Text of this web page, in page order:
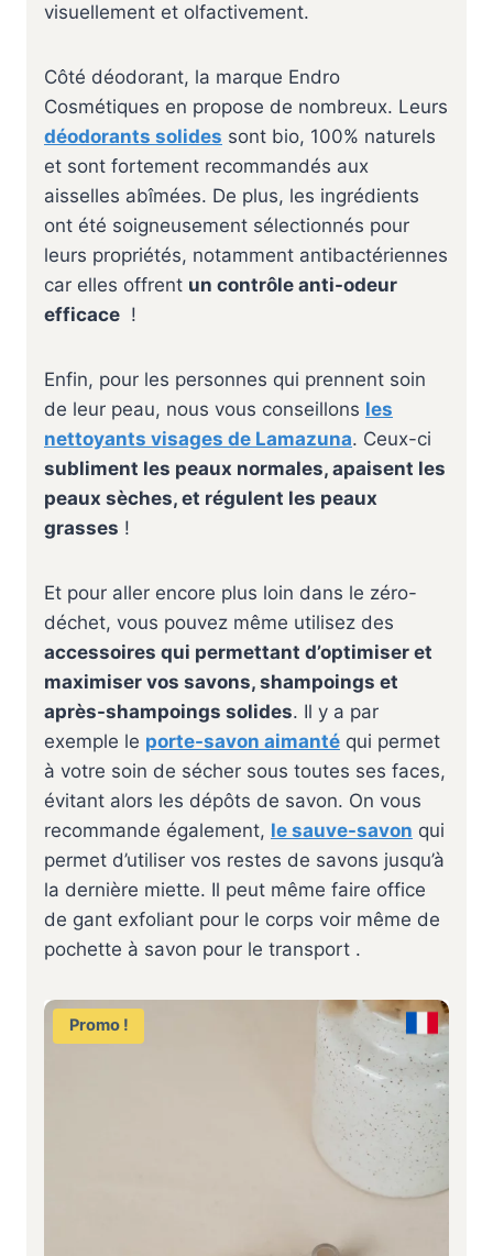
visuellement et olfactivement.
Côté déodorant, la marque Endro
Cosmétiques en propose de nombreux. Leurs
déodorants solides sont bio, 100% naturels
et sont fortement recommandés aux
aisselles abîmées. De plus, les ingrédients
ont été soigneusement sélectionnés pour
leurs propriétés, notamment antibactériennes
car elles offrent un contrôle anti-odeur
efficace !
Enfin, pour les personnes qui prennent soin
de leur peau, nous vous conseillons les
nettoyants visages de Lamazuna. Ceux-ci
subliment les peaux normales, apaisent les
peaux sèches, et régulent les peaux
grasses !
Et pour aller encore plus loin dans le zéro-
déchet, vous pouvez même utilisez des
accessoires qui permettant d’optimiser et
maximiser vos savons, shampoings et
après-shampoings solides. Il y a par
exemple le porte-savon aimanté qui permet
à votre soin de sécher sous toutes ses faces,
évitant alors les dépôts de savon. On vous
recommande également, le sauve-savon qui
permet d’utiliser vos restes de savons jusqu’à
la dernière miette. Il peut même faire office
de gant exfoliant pour le corps voir même de
pochette à savon pour le transport .
Promo !